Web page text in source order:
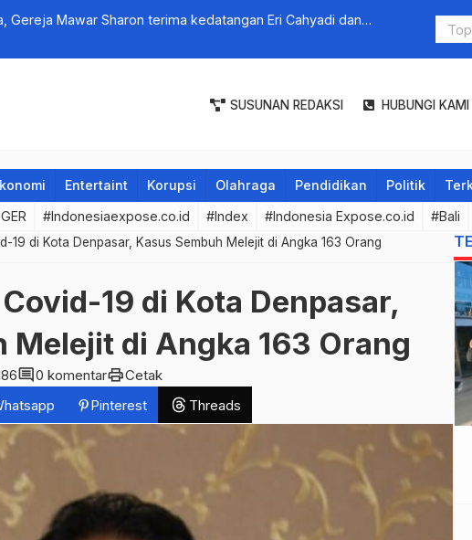
Gereja Mawar Sharon terima kedatangan Eri Cahyadi dan
Libur Idul
SUSUNAN REDAKSI HUBUNGI KAMI
Entertaint Korupsi Olahraga Pendidikan Politik
#Indonesiaexpose.co.id #Index #Indonesia Expose.co.id #Bali
19 di Kota Denpasar, Kasus Sembuh Melejit di Angka 163 Orang
19 di Kota Denpasar,
Melejit di Angka 163 Orang
comment0 komentarprintCetak
Pinterest Threads